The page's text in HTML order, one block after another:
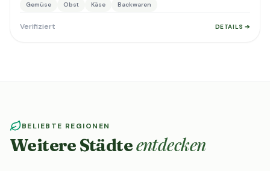
Gemüse Obst Käse Backwaren
Verifiziert DETAILS ➔
BELIEBTE REGIONEN
Weitere Städteentdecken